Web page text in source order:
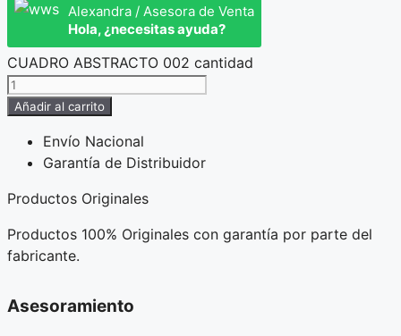
Alexandra / Asesora de Venta
Hola, ¿necesitas ayuda?
CUADRO ABSTRACTO 002 cantidad
Añadir al carrito
Envío Nacional
Garantía de Distribuidor
Productos Originales
Productos 100% Originales con garantía por parte del
fabricante.
Asesoramiento